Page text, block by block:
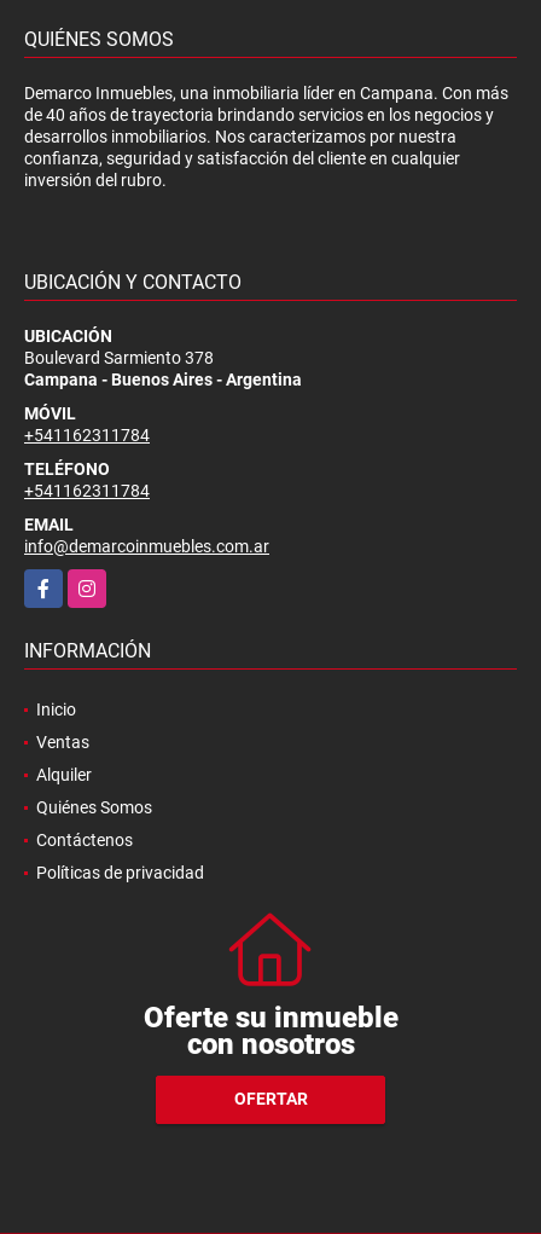
QUIÉNES SOMOS
Demarco Inmuebles, una inmobiliaria líder en Campana. Con más
de 40 años de trayectoria brindando servicios en los negocios y
desarrollos inmobiliarios. Nos caracterizamos por nuestra
confianza, seguridad y satisfacción del cliente en cualquier
inversión del rubro.
UBICACIÓN Y CONTACTO
UBICACIÓN
Boulevard Sarmiento 378
Campana - Buenos Aires - Argentina
MÓVIL
+541162311784
TELÉFONO
+541162311784
EMAIL
info@demarcoinmuebles.com.ar
FacebookInstagram
INFORMACIÓN
Inicio
Ventas
Alquiler
Quiénes Somos
Contáctenos
Políticas de privacidad
Oferte su inmueble
con nosotros
OFERTAR